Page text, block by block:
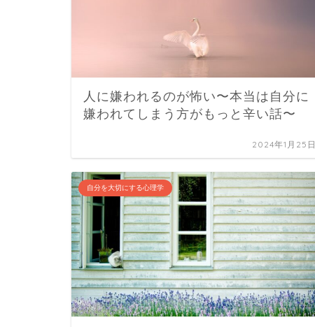
人に嫌われるのが怖い〜本当は自分に
嫌われてしまう方がもっと辛い話〜
2024年1月25日
自分を大切にする心理学